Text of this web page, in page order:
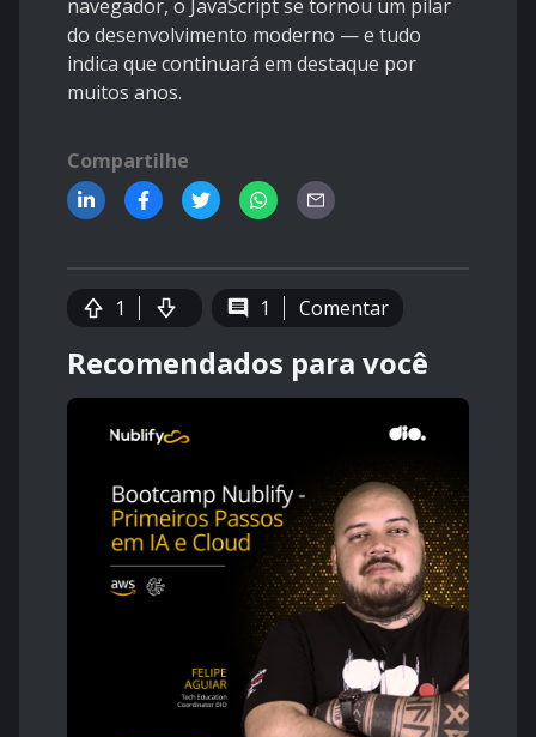
navegador, o JavaScript se tornou um pilar
do desenvolvimento moderno — e tudo
indica que continuará em destaque por
muitos anos.
Compartilhe
1 1 Comentar
Recomendados para você